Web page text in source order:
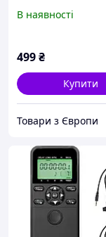
фото
В наявності
499₴
Купити
Товари з Європи